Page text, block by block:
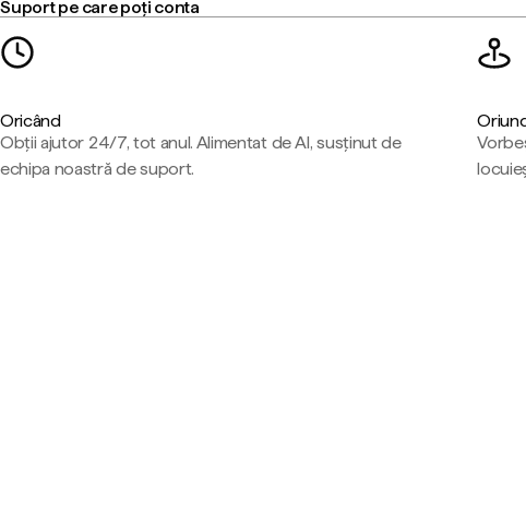
Suport pe care poți conta
Oricând
Obții ajutor 24/7, tot anul. Alimentat de AI, susținut de
echipa noastră de suport.